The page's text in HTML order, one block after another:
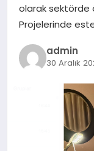
YAŞAM
olarak sektörde
Projelerinde
admin
30 Aralık